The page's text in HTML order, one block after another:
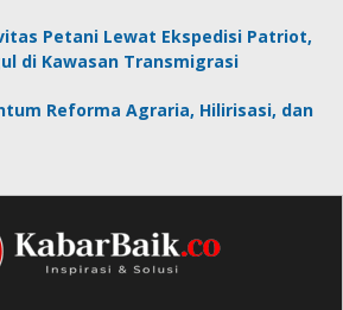
Petani Lewat Ekspedisi Patriot,
di Kawasan Transmigrasi
Reforma Agraria, Hilirisasi, dan